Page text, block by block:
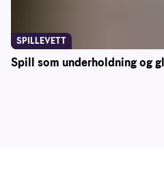
Spill som underholdning og
SPILLEVETT